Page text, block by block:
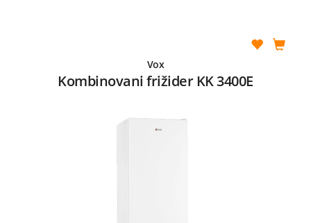
Vox
Kombinovani frižider KK 3400E